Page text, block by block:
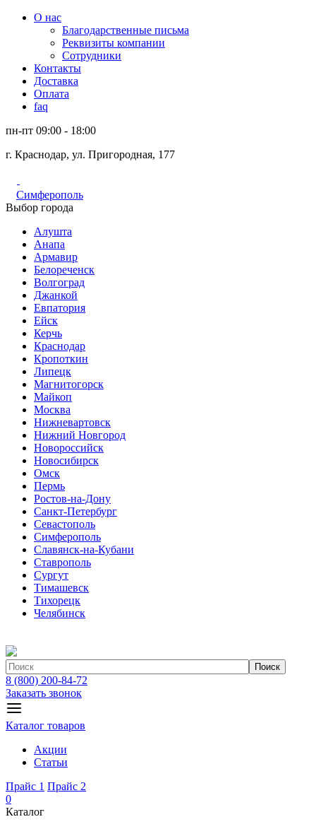
О нас
Благодарственные письма
Реквизиты компании
Сотрудники
Контакты
Доставка
Оплата
faq
пн-пт 09:00 - 18:00
г. Краснодар, ул. Пригородная, 177
Симферополь
Выбор города
Алушта
Анапа
Армавир
Белореченск
Волгоград
Джанкой
Евпатория
Ейск
Керчь
Краснодар
Кропоткин
Липецк
Магнитогорск
Майкоп
Москва
Нижневартовск
Нижний Новгород
Новороссийск
Новосибирск
Омск
Пермь
Ростов-на-Дону
Санкт-Петербург
Севастополь
Симферополь
Славянск-на-Кубани
Ставрополь
Сургут
Тимашевск
Тихорецк
Челябинск
Поиск
8 (800) 200-84-72
Заказать звонок
Каталог товаров
Акции
Статьи
Прайс 1 Прайс 2
0
Каталог